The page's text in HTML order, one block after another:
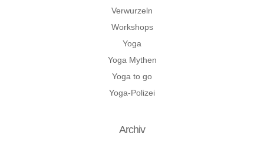
Verwurzeln
Workshops
Yoga
Yoga Mythen
Yoga to go
Yoga-Polizei
Archiv